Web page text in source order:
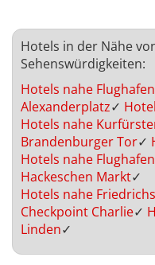
Hotels in der Nähe
Sehenswürdigkeiten:
Hotels nahe
Alexanderplatz✓
Hotels nahe
Brandenburger Tor✓
Hotels nahe
Hackeschen Markt✓
Hotels nahe
Checkpoint Charlie✓
Linden✓